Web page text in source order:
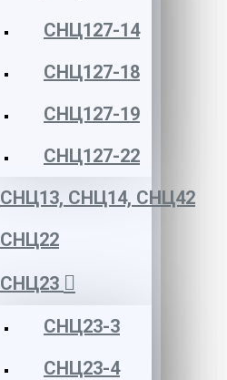
СНЦ127-14
СНЦ127-18
СНЦ127-19
СНЦ127-22
СНЦ13, СНЦ14, СНЦ42
СНЦ22
СНЦ23
СНЦ23-3
СНЦ23-4